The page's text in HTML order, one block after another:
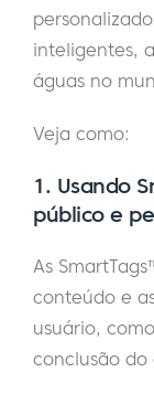
inteligentes,
águas no
Veja como:
1. Usando
público e
As
conteúdo e
usuário,
conclusão do